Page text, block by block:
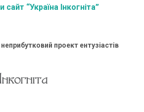
сайт “Україна Інкогніта”
неприбутковий проект ентузіастів